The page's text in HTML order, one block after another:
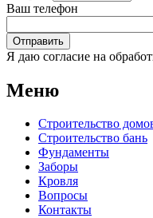
Ваш телефон
Я даю согласие на
Меню
Строительство
Строительство бань
Фундаменты
Заборы
Кровля
Вопросы
Контакты